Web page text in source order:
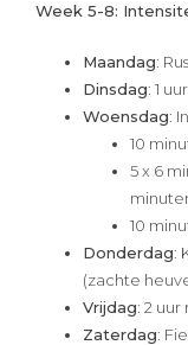
Week 5-8:
Maandag:
Dinsdag: 1
Woensdag:
10
5 x 6
10
Donderdag:
(zachte
Vrijdag: 2 uur
Zaterdag: